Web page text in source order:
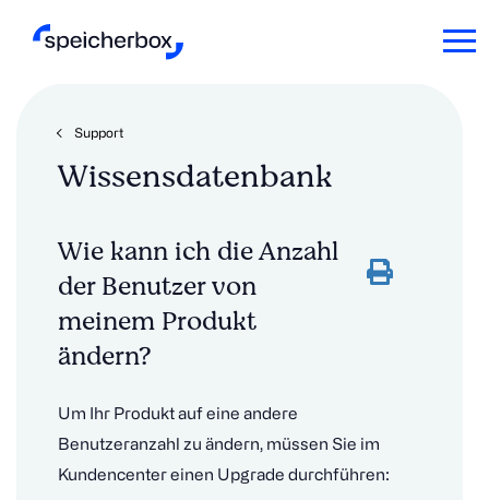
Support
Wissensdatenbank
Wie kann ich die Anzahl
der Benutzer von
meinem Produkt
ändern?
Um Ihr Produkt auf eine andere
Benutzeranzahl zu ändern, müssen Sie im
Kundencenter einen Upgrade durchführen: